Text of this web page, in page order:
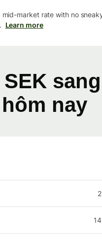
mid-market rate with no
Learn more
hôm nay